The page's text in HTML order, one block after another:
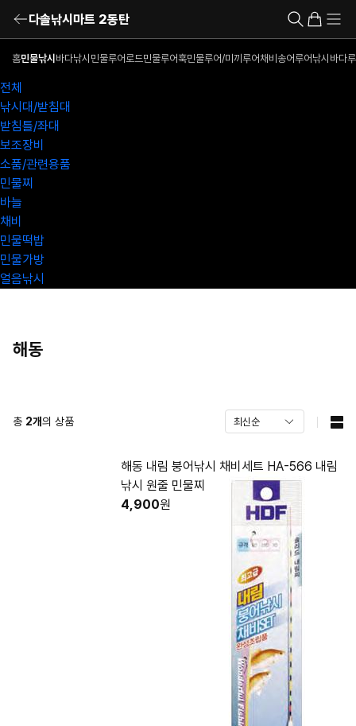
다솔낚시마트 2동탄
홈민물낚시 바다낚시 민물루어로드민물루어훅민물루어/미끼 루어채비 송어루어낚시 바다
전체
낚시대/받침대
받침틀/좌대
보조장비
소품/관련용품
민물찌
바늘
채비
민물떡밥
민물가방
얼음낚시
해동
총 2개의 상품
해동 내림 붕어낚시 채비세트 HA-566 내림
낚시 원줄 민물찌
4,900원